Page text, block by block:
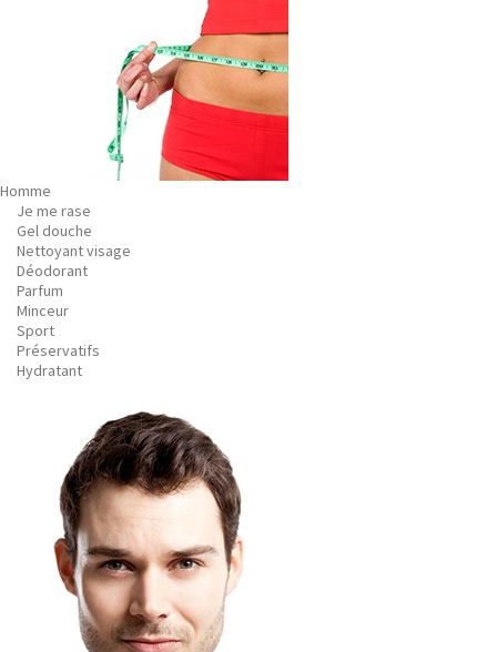
Homme
Je me rase
Gel douche
Nettoyant visage
Déodorant
Parfum
Minceur
Sport
Préservatifs
Hydratant